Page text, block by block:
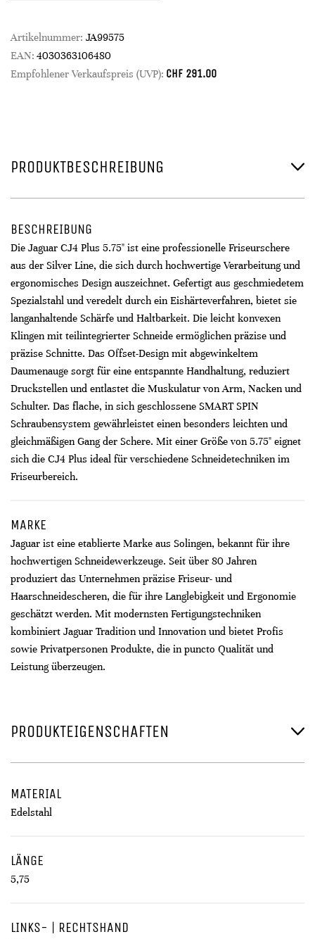
Artikelnummer: JA99575
EAN: 4030363106480
Empfohlener Verkaufspreis (UVP): CHF 291.00
PRODUKTBESCHREIBUNG
BESCHREIBUNG
Die Jaguar CJ4 Plus 5.75" ist eine professionelle Friseurschere
aus der Silver Line, die sich durch hochwertige Verarbeitung und
ergonomisches Design auszeichnet. Gefertigt aus geschmiedetem
Spezialstahl und veredelt durch ein Eishärteverfahren, bietet sie
langanhaltende Schärfe und Haltbarkeit. Die leicht konvexen
Klingen mit teilintegrierter Schneide ermöglichen präzise und
präzise Schnitte. Das Offset-Design mit abgewinkeltem
Daumenauge sorgt für eine entspannte Handhaltung, reduziert
Druckstellen und entlastet die Muskulatur von Arm, Nacken und
Schulter. Das flache, in sich geschlossene SMART SPIN
Schraubensystem gewährleistet einen besonders leichten und
gleichmäßigen Gang der Schere. Mit einer Größe von 5.75" eignet
sich die CJ4 Plus ideal für verschiedene Schneidetechniken im
Friseurbereich.
MARKE
Jaguar ist eine etablierte Marke aus Solingen, bekannt für ihre
hochwertigen Schneidewerkzeuge. Seit über 80 Jahren
produziert das Unternehmen präzise Friseur- und
Haarschneidescheren, die für ihre Langlebigkeit und Ergonomie
geschätzt werden. Mit modernsten Fertigungstechniken
kombiniert Jaguar Tradition und Innovation und bietet Profis
sowie Privatpersonen Produkte, die in puncto Qualität und
Leistung überzeugen.
PRODUKTEIGENSCHAFTEN
MATERIAL
Edelstahl
LÄNGE
5,75
LINKS- | RECHTSHAND